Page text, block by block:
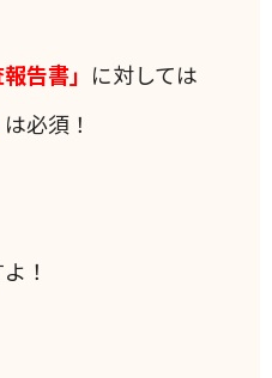
告書」 に対しては
は必須！
！